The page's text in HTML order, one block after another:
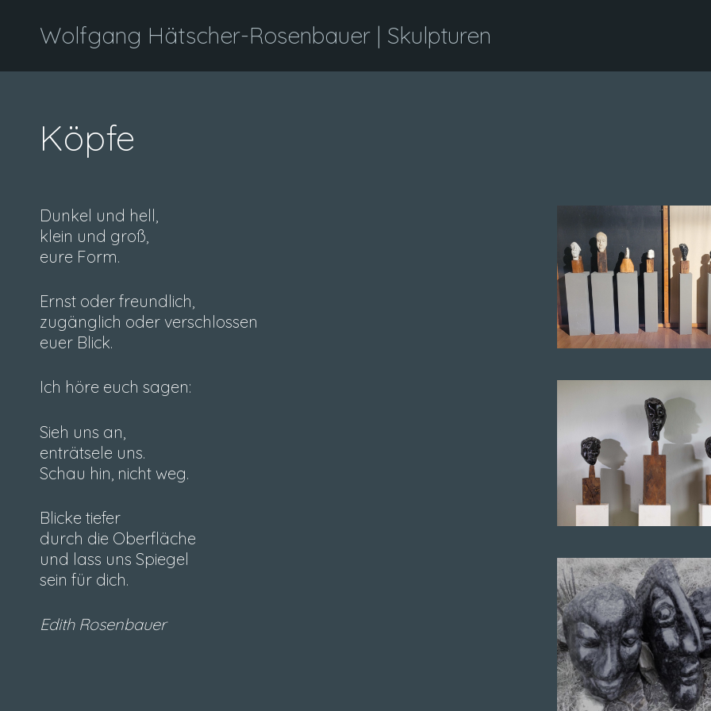
Wolfgang Hätscher-Rosenbauer | Skulpturen
Köpfe
Dunkel und hell,
klein und groß,
eure Form.
Ernst oder freundlich,
zugänglich oder verschlossen
euer Blick.
Ich höre euch sagen:
Sieh uns an,
enträtsele uns.
Schau hin, nicht weg.
Blicke tiefer
durch die Oberfläche
und lass uns Spiegel
sein für dich.
Edith Rosenbauer